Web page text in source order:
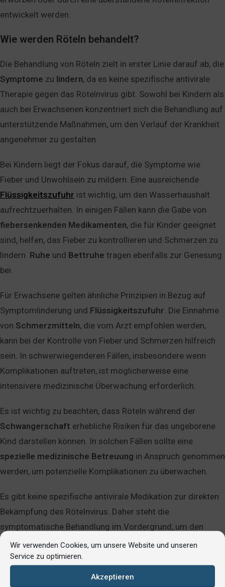
Wir verwenden Cookies, um unsere Website und unseren
Service zu optimieren.
Akzeptieren
entwickelt werden.
Wie werden Röteln behandelt?
Die Behandlung von Röteln zielt in erster Linie darauf ab, die
Symptome zu lindern, da es keine spezifische antivirale
Therapie gegen das Rötelnvirus gibt. Sowohl bei Kindern als
auch bei Erwachsenen konzentriert sich die Behandlung auf
unterstützende Maßnahmen, um den Verlauf der Krankheit
angenehmer zu gestalten.
Bei Kindern liegt der Fokus darauf, die Symptome wie
Fieber und Unwohlsein zu mildern. Eine ausreichende
Flüssigkeitszufuhr ist wichtig, um den Wasserhaushalt
aufrechtzuerhalten. In einigen Fällen kann die Gabe von
fiebersenkenden Medikamenten, die für Kinder geeignet
sind, helfen, das Fieber zu kontrollieren und Schmerzen zu
lindern. Ruhe und Bettruhe tragen ebenfalls zur Genesung
bei.
Für Erwachsene gelten ähnliche Prinzipien in Bezug auf
Symptomlinderung und Flüssigkeitszufuhr. Die Einnahme
von Schmerzmitteln, die vom Arzt empfohlen werden,
kann bei der Kontrolle von Fieber und Schmerzen hilfreich
sein. In schwerwiegenderen Fällen, insbesondere wenn
Komplikationen auftreten, ist möglicherweise eine
intensivere medizinische Überwachung erforderlich.
Es ist wichtig zu beachten, dass Röteln während der
Schwangerschaft erhebliche Risiken für das ungeborene
Kind darstellen können. In solchen Fällen sollte eine
spezielle medizinische Betreuung in Anspruch genommen
werden, um potenzielle Komplikationen zu überwachen.
Es gibt keine spezifische antivirale Medikation zur direkten
Bekämpfung des Rötelnvirus. Daher steht die
symptomatische Behandlung im Vordergrund, um den
Verlauf der Erkrankung zu erleichtern.
Gibt es eine Impfung gegen Röteln?